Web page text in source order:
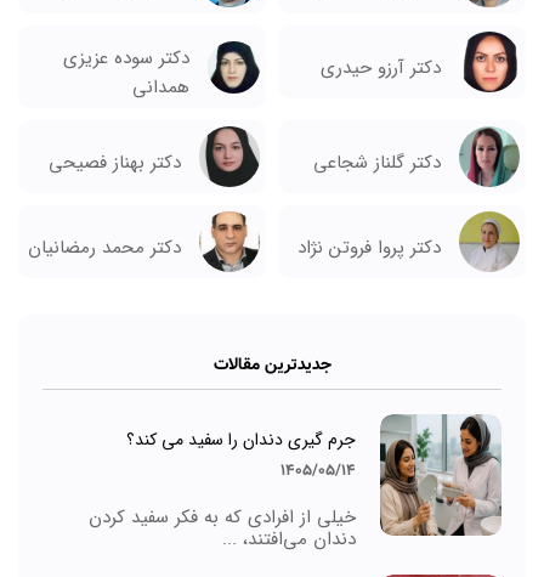
دکتر آرزو حیدری
دکتر سوده عزیزی
همدانی
دکتر گلناز شجاعی دکتر بهناز فصیحی
دکتر پروا فروتن نژاد دکتر محمد رمضانیان
جدیدترین مقالات
جرم گیری دندان را سفید می کند؟
1405/05/14
خیلی از افرادی که به فکر سفید کردن
دندان می‌افتند، ...